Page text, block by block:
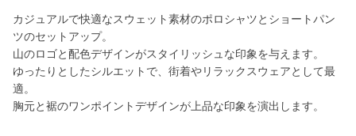
カジュアルで快適なスウェット素材のポロシャツとショートパン
ツのセットアップ。
山のロゴと配色デザインがスタイリッシュな印象を与えます。
ゆったりとしたシルエットで、街着やリラックスウェアとして最
適。
胸元と裾のワンポイントデザインが上品な印象を演出します。